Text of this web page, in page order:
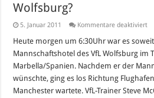
Wolfsburg?
5. Januar 2011 Kommentare deaktiviertfür
Heute morgen um 6:30Uhr war es
Mannschaftshotel des VfL Wolfsburg im
Marbella/Spanien. Nachdem er der
wünschte, ging es los Richtung
Manchester wartete. VfL-Trainer Steve